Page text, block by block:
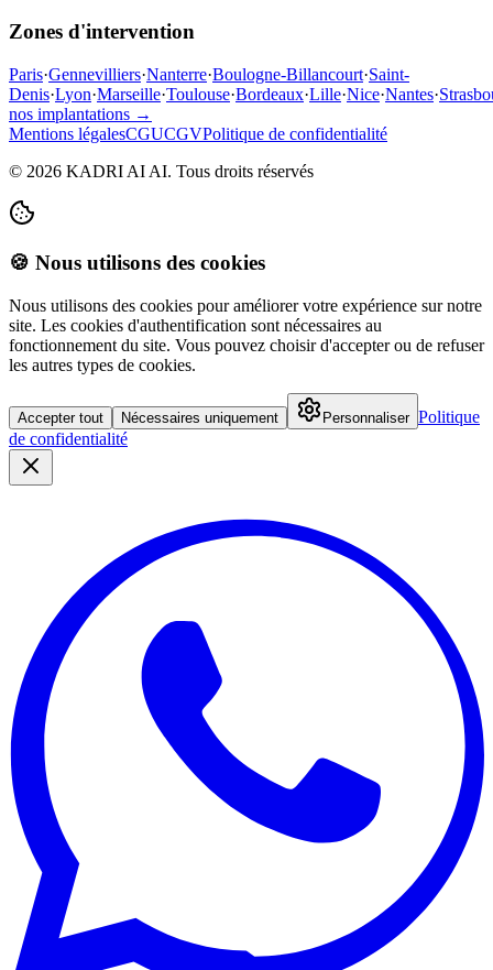
Zones d'intervention
Paris·Gennevilliers·Nanterre·Boulogne-Billancourt·Saint-
Denis·Lyon·Marseille·Toulouse·Bordeaux·Lille·Nice·Nantes·
nos implantations →
Mentions légalesCGUCGVPolitique de confidentialité
© 2026 KADRI AI AI. Tous droits réservés
🍪 Nous utilisons des cookies
Nous utilisons des cookies pour améliorer votre expérience sur notre
site. Les cookies d'authentification sont nécessaires au
fonctionnement du site. Vous pouvez choisir d'accepter ou de refuser
les autres types de cookies.
Accepter tout Nécessaires uniquement Personnaliser Politique
de confidentialité